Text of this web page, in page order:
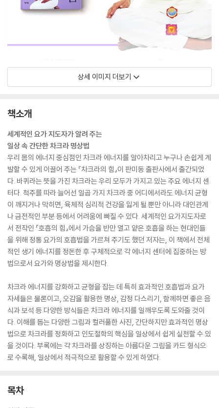
상세 이미지 더보기
책소개
세계적인 요가 지도자가 알려 주는
일상 속 간단한 차크라 명상법
우리 몸의 에너지 중심점인 차크라 에너지를 알아차리고 누구나 손쉽게 계
발할 수 있게 이끌어 주는 『차크라의 힘』이 판미동 출판사에서 출간되었
다. 바퀴라는 뜻을 가진 차크라는 우리 모두가 가지고 있는 주요 에너지 센
터다. 척주를 따라 늘어선 일곱 가지 차크라 중 어디에서라도 에너지 균형
이 깨지거나 막히면, 육체적 심리적 건강을 잃게 될 뿐만 아니라 대인관계
나 금전적인 부분 등에서 어려움에 빠질 수 있다. 세계적인 요가지도자로
서 전작인 『호흡의 힘』에서 가슴을 반만 열고 얕은 호흡을 하는 현대인들
을 위해 정통 요가의 호흡법을 가르쳐 주기도 했던 저자는, 이 책에서 전체
적인 생기 에너지를 정돈한 후 구체적으로 각 에너지 센터에 집중하는 방
법으로서 요가와 명상법을 제시한다.
차크라 에너지를 강화하고 균형을 잡는 데 특히 효과적인 호흡법과 요가
자세들은 물론이고, 오감을 활용한 명상, 감정 다스리기, 함께하면 좋은 음
식과 보석 등 다양한 방식들은 차크라 에너지를 일깨우도록 도와줄 것이
다. 이해를 돕는 다양한 그림과 컬러풀한 사진, 간단하지만 효과적인 명상
법으로 차크라를 정화하고 인도철학의 핵심을 일상에서 쉽게 실천할 수 있
을 것이다. 부록에는 각 차크라를 상징하는 아름다운 그림을 카드 형식으
로 수록해, 일상에서 적극적으로 활용할 수 있게 하였다.
목차